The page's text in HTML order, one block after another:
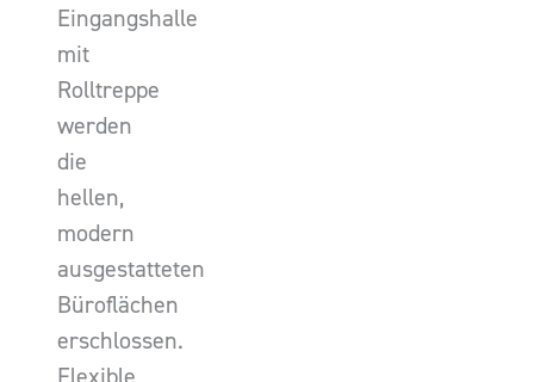
Eingangshalle
mit
Rolltreppe
werden
die
hellen,
modern
ausgestatteten
Büroflächen
erschlossen.